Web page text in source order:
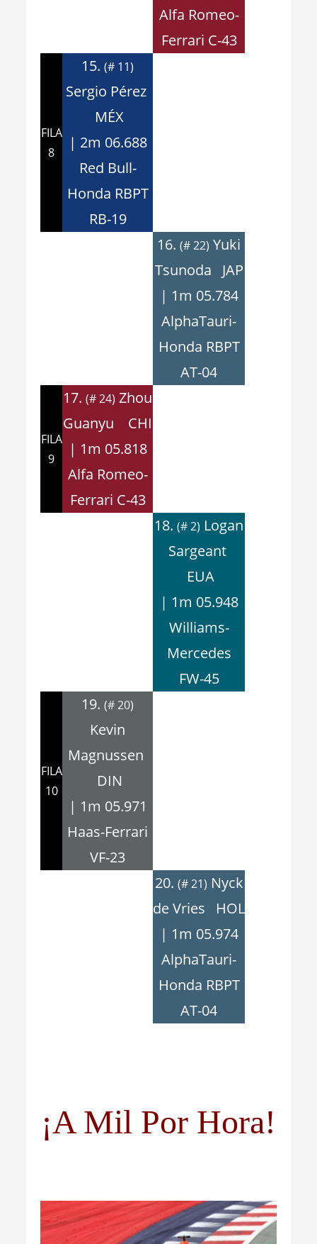
Alfa Romeo-
Ferrari C-43
FILA
8
15.(# 11)
Sergio Pérez
MÉX
| 2m 06.688
Red Bull-
Honda RBPT
RB-19
16.(# 22) Yuki
Tsunoda JAP
| 1m 05.784
AlphaTauri-
Honda RBPT
AT-04
FILA
9
17.(# 24) Zhou
Guanyu CHI
| 1m 05.818
Alfa Romeo-
Ferrari C-43
18.(# 2) Logan
Sargeant
EUA
| 1m 05.948
Williams-
Mercedes
FW-45
FILA
10
19.(# 20)
Kevin
Magnussen
DIN
| 1m 05.971
Haas-Ferrari
VF-23
20. (# 21) Nyck
de Vries HOL
| 1m 05.974
AlphaTauri-
Honda RBPT
AT-04
¡A Mil Por Hora!